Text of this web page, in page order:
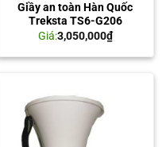
Giầy an toàn Hàn Quốc
Treksta TS6-G206
Giá:3,050,000₫